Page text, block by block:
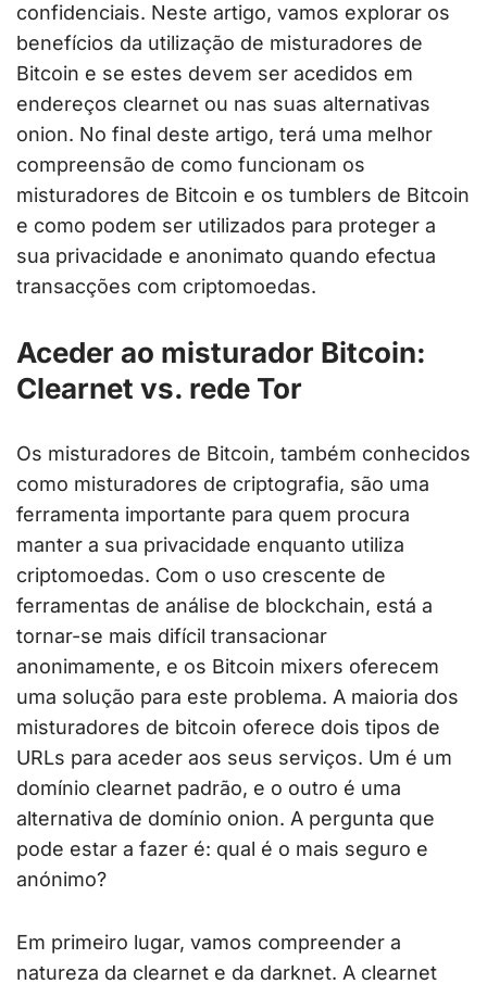
confidenciais. Neste artigo, vamos explorar os
benefícios da utilização de misturadores de
Bitcoin e se estes devem ser acedidos em
endereços clearnet ou nas suas alternativas
onion. No final deste artigo, terá uma melhor
compreensão de como funcionam os
misturadores de Bitcoin e os tumblers de Bitcoin
e como podem ser utilizados para proteger a
sua privacidade e anonimato quando efectua
transacções com criptomoedas.
Aceder ao misturador Bitcoin:
Clearnet vs. rede Tor
Os misturadores de Bitcoin, também conhecidos
como misturadores de criptografia, são uma
ferramenta importante para quem procura
manter a sua privacidade enquanto utiliza
criptomoedas. Com o uso crescente de
ferramentas de análise de blockchain, está a
tornar-se mais difícil transacionar
anonimamente, e os Bitcoin mixers oferecem
uma solução para este problema. A maioria dos
misturadores de bitcoin oferece dois tipos de
URLs para aceder aos seus serviços. Um é um
domínio clearnet padrão, e o outro é uma
alternativa de domínio onion. A pergunta que
pode estar a fazer é: qual é o mais seguro e
anónimo?
Em primeiro lugar, vamos compreender a
natureza da clearnet e da darknet. A clearnet